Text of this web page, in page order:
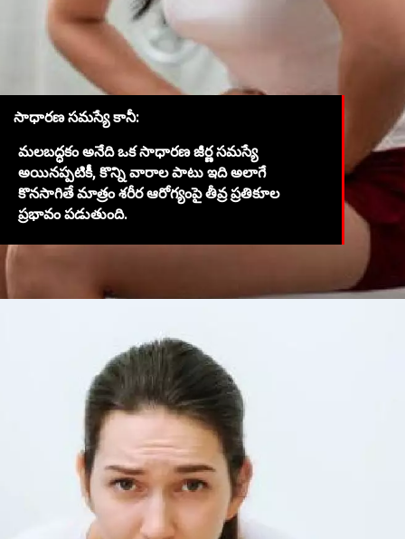
సాధారణ సమస్యే కానీ:
మలబద్ధకం అనేది ఒక సాధారణ జీర్ణ సమస్యే
అయినప్పటికీ, కొన్ని వారాల పాటు ఇది అలాగే
కొనసాగితే మాత్రం శరీర ఆరోగ్యంపై తీవ్ర ప్రతికూల
ప్రభావం పడుతుంది.